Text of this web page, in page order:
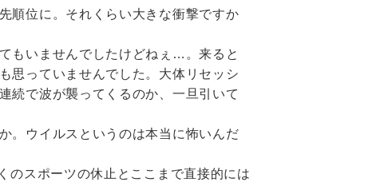
順位に。それくらい大きな衝撃ですか
もいませんでしたけどねぇ…。来ると
思っていませんでした。大体リセッシ
続で波が襲ってくるのか、一旦引いて
。ウイルスというのは本当に怖いんだ
のスポーツの休止とここまで直接的には